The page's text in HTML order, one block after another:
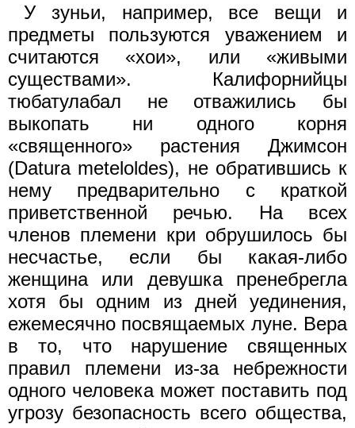
У зуньи, например, все вещи и
предметы пользуются уважением и
считаются «хои», или «живыми
существами». Калифорнийцы
тюбатулабал не отважились бы
выкопать ни одного корня
«священного» растения Джимсон
(Datura meteloldes), не обратившись к
нему предварительно с краткой
приветственной речью. На всех
членов племени кри обрушилось бы
несчастье, если бы какая-либо
женщина или девушка пренебрегла
хотя бы одним из дней уединения,
ежемесячно посвящаемых луне. Вера
в то, что нарушение священных
правил племени из-за небрежности
одного человека может поставить под
угрозу безопасность всего общества,